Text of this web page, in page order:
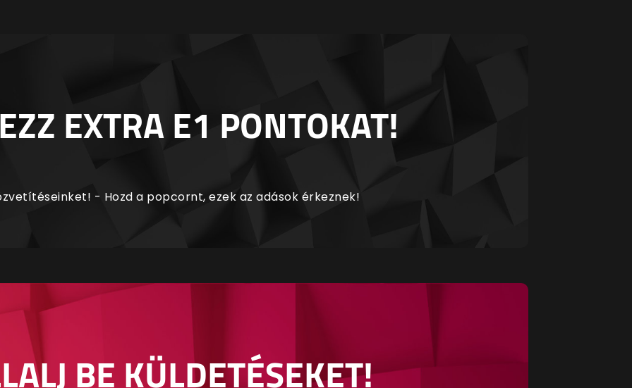
EXTRA E1 PONTOKAT!
- Hozd a popcornt, ezek az adások érkeznek!
BE KÜLDETÉSEKET!